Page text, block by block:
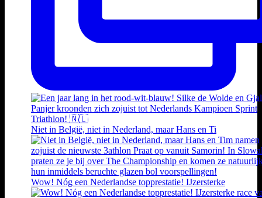
Niet in België, niet in Nederland, maar Hans en Ti
Wow! Nóg een Nederlandse topprestatie! IJzersterke